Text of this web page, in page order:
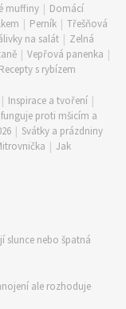
muffiny | Domácí
| Perník | Třešňová
na salát | Zelná
| Vepřová panenka |
Recepty s rybízem
| Inspirace a tvoření |
proti mšicím a
| Svátky a prázdniny
| Jak
slunce nebo špatná
ale rozhoduje